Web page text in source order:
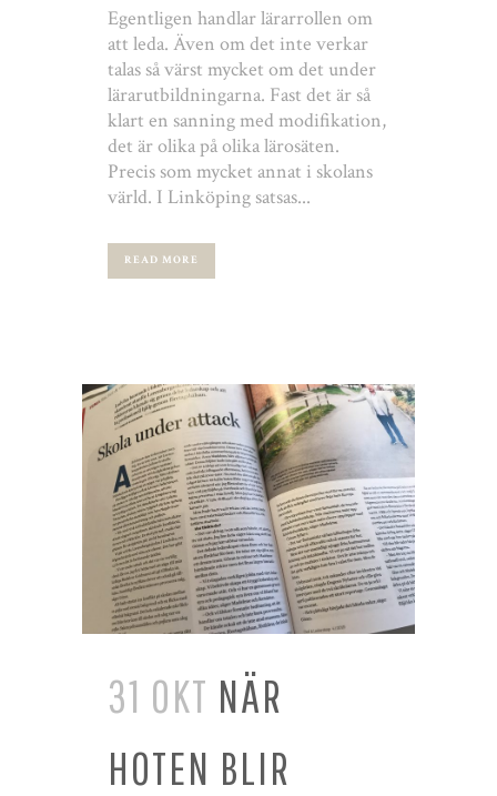
Egentligen handlar lärarrollen om
att leda. Även om det inte verkar
talas så värst mycket om det under
lärarutbildningarna. Fast det är så
klart en sanning med modifikation,
det är olika på olika lärosäten.
Precis som mycket annat i skolans
värld. I Linköping satsas...
READ MORE
31 OKT NÄR
HOTEN BLIR